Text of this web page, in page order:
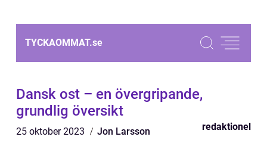
TYCKAOMMAT.se
Dansk ost – en övergripande,
grundlig översikt
25 oktober 2023 Jon Larsson redaktionel